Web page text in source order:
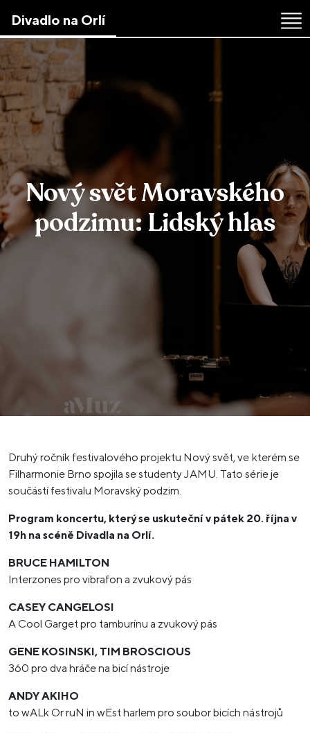
the
content
↷
Divadlo na Orlí
Nový svět Moravského
podzimu: Lidský hlas
Druhý ročník festivalového projektu Nový svět, ve kterém se
Filharmonie Brno spojila se studenty JAMU. Tato série je
součástí festivalu Moravský podzim.
Program koncertu, který se uskuteční v pátek 20. října v
19h na scéně Divadla na Orlí.
BRUCE HAMILTON
Interzones pro vibrafon a zvukový pás
CASEY CANGELOSI
A Cool Garget pro tamburínu a zvukový pás
GENE KOSINSKI, TIM BROSCIOUS
360 pro dva hráče na bicí nástroje
ANDY AKIHO
to wALk Or ruN in wEst harlem pro soubor bicích nástrojů